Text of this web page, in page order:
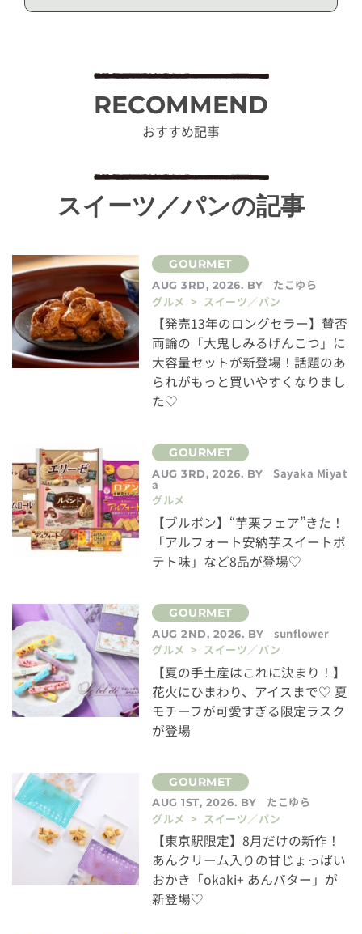
RECOMMEND
おすすめ記事
スイーツ／パンの記事
AUG 3RD, 2026. BY
たこゆら
グルメ > スイーツ／パン
【発売13年のロングセラー】賛否
両論の「大鬼しみるげんこつ」に
大容量セットが新登場！話題のあ
られがもっと買いやすくなりまし
た♡
AUG 3RD, 2026. BY Sayaka Miyat
a
グルメ
【ブルボン】“芋栗フェア”きた！
「アルフォート安納芋スイートポ
テト味」など8品が登場♡
AUG 2ND, 2026. BY
sunflower
グルメ > スイーツ／パン
【夏の手土産はこれに決まり！】
花火にひまわり、アイスまで♡ 夏
モチーフが可愛すぎる限定ラスク
が登場
AUG 1ST, 2026. BY
たこゆら
グルメ > スイーツ／パン
【東京駅限定】8月だけの新作！
あんクリーム入りの甘じょっぱい
おかき「okaki+ あんバター」が
新登場♡